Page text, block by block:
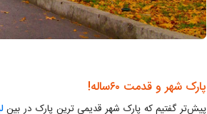
پارک شهر و قدمت ۶۰ساله!
پیش‌تر گفتیم که پارک شهر قدیمی ترین پارک در بین